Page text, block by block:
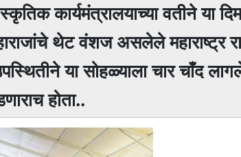
कार्यमंत्रालयाच्या वतीने या
थेट वंशज असलेले महाराष्ट्र
या सोहळ्याला चार चाँद
होता..